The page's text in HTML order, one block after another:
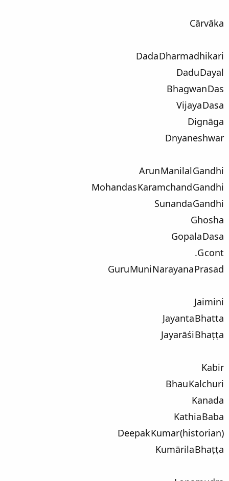
Cārvāka
Dada Dharmadhikari
Dadu Dayal
Bhagwan Das
Vijaya Dasa
Dignāga
Dnyaneshwar
Arun Manilal Gandhi
Mohandas Karamchand Gandhi
Sunanda Gandhi
Ghosha
Gopala Dasa
G cont.
Guru Muni Narayana Prasad
Jaimini
Jayanta Bhatta
Jayarāśi Bhaṭṭa
Kabir
Bhau Kalchuri
Kanada
Kathia Baba
Deepak Kumar (historian)
Kumārila Bhaṭṭa